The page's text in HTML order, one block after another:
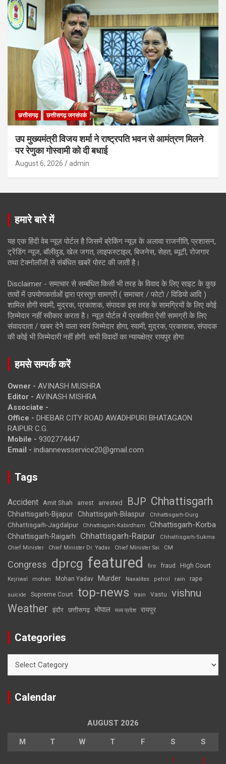
छत्तीसगढ़ छत्तीसगढ़ जनसंपर्क
उप मुख्यमंत्री विजय शर्मा ने राष्ट्रपति भवन से आमंत्रण मिलने
पर रेणुका गोस्वामी को दी बधाई
August 6, 2026 admin
हमारे बारे में
यह एक हिंदी वेब न्यूज़ पोर्टल है जिसमें ब्रेकिंग न्यूज़ के अलावा राजनीति, प्रशासन,
ट्रेंडिंग न्यूज, बॉलीवुड, खेल जगत, लाइफस्टाइल, बिजनेस, सेहत, ब्यूटी, रोजगार
तथा टेक्नोलॉजी से संबंधित खबरें पोस्ट की जाती है।
Disclaimer - समाचार से सम्बंधित किसी भी तरह के विवाद के लिए साइट के कुछ
तत्वों में उपयोगकर्ताओं द्वारा प्रस्तुत सामग्री ( समाचार / फोटो / विडियो आदि )
शामिल होगी स्वामी, मुद्रक, प्रकाशक, संपादक इस तरह के सामग्रियों के लिए कोई
ज़िम्मेदार नहीं स्वीकार करता है। न्यूज़ पोर्टल में प्रकाशित ऐसी सामग्री के लिए
संवाददाता / खबर देने वाला स्वयं जिम्मेदार होगा, स्वामी, मुद्रक, प्रकाशक, संपादक
की कोई भी जिम्मेदारी नहीं होगी. सभी विवादों का न्यायक्षेत्र रायपुर होगा
हमसे सम्पर्क करें
Owner - AVINASH MUSHRA
Editor - AVINASH MISHRA
Associate -
Office - DHEBAR CITY ROAD AWADHPURI BHATAGAON
RAIPUR C.G.
Mobile - 9302774447
Email - indiannewsservice20@gmail.com
Tags
Accident Amit Shah arrest arrested BJP Chhattisgarh
Chhattisgarh-Bijapur Chhattisgarh-Bilaspur Chhattisgarh-Durg
Chhattisgarh-Jagdalpur Chhattisgarh-Kabirdham Chhattisgarh-Korba
Chhattisgarh-Raigarh Chhattisgarh-Raipur
Chhattisgarh-Sukma
Chief Minister
Chief Minister Dr. Yadav Chief Minister Sai CM
Congress dprcg featured fire fraud High Court
Kejriwal mohan Mohan Yadav Murder Naxalites petrol rain rape
suicide Supreme Court top-news train Vastu vishnu
Weather इंदौर छत्तीसगढ़ भोपाल मध्य प्रदेश रायपुर
Categories
Calendar
AUGUST 2026
M T W T F S S
1 2